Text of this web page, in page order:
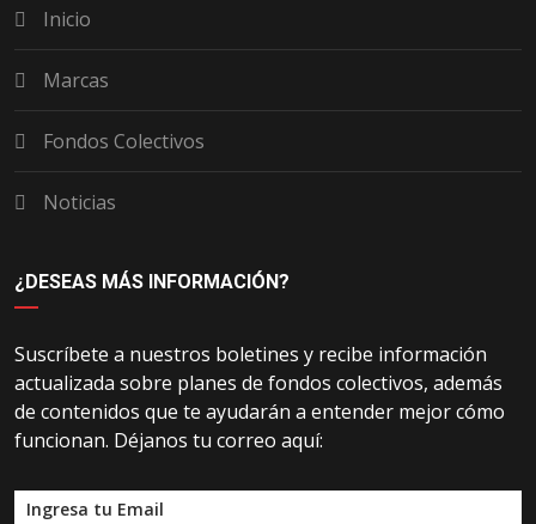
Inicio
Marcas
Fondos Colectivos
Noticias
¿DESEAS MÁS INFORMACIÓN?
Suscríbete a nuestros boletines y recibe información
actualizada sobre planes de fondos colectivos, además
de contenidos que te ayudarán a entender mejor cómo
funcionan. Déjanos tu correo aquí: